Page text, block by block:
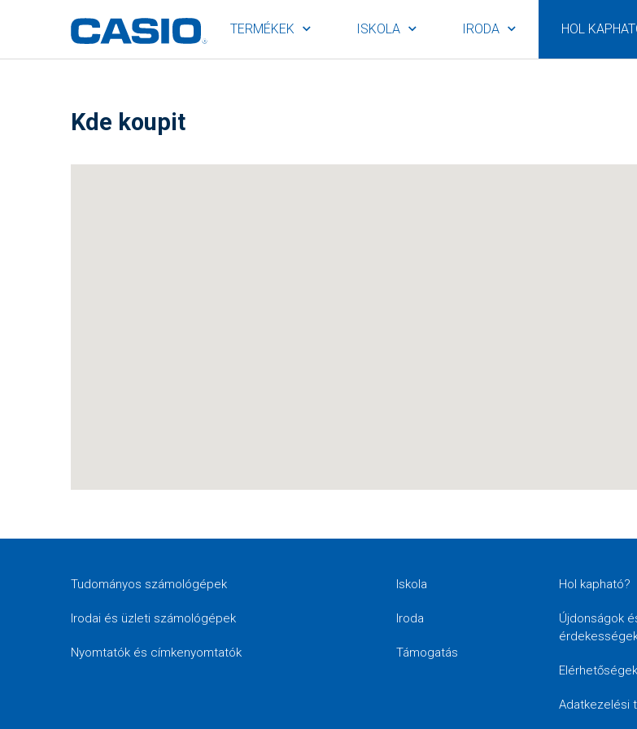
TERMÉKEK ISKOLA IRODA HOL
Kde koupit
Tudományos számológépek
Irodai és üzleti számológépek
Nyomtatók és címkenyomtatók
Iskola
Iroda
Támogatás
Hol kapható?
Újdonságok
Elérhetőségek
Adatkezelési